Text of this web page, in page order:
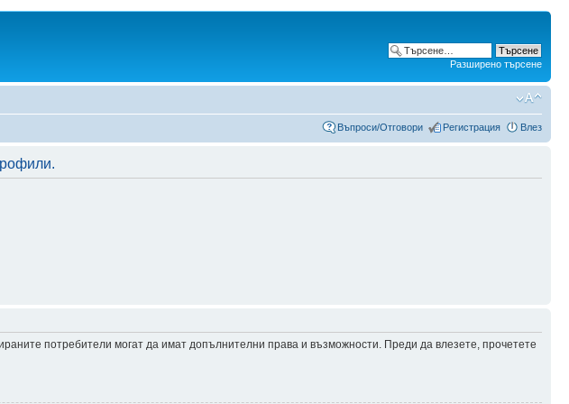
Разширено търсене
Въпроси/Отговори Регистрация Влез
потребители могат да имат допълнителни права и възможности. Преди да влезете, прочетете